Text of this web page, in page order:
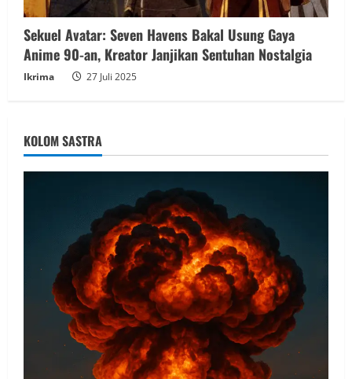
Sekuel Avatar: Seven Havens Bakal Usung Gaya
Anime 90-an, Kreator Janjikan Sentuhan Nostalgia
Ikrima 27 Juli 2025
KOLOM SASTRA